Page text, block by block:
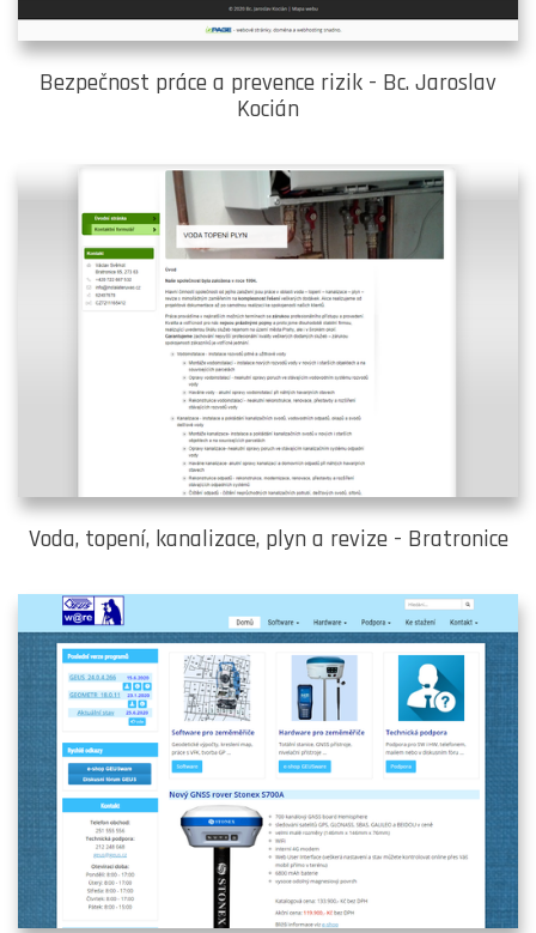
Bezpečnost práce a prevence rizik - Bc. Jaroslav
Kocián
Voda, topení, kanalizace, plyn a revize - Bratronice